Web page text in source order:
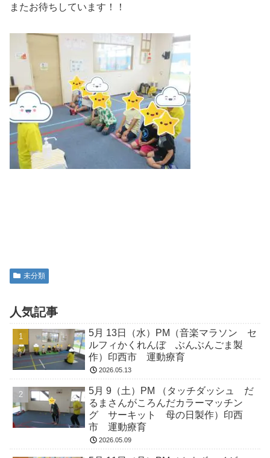
またお待ちしています！！
未分類
人気記事
5月 13日（水）PM（音楽マラソン セ
ルフィかくれんぼ ぶんぶんごま製
作）印西市 運動療育
2026.05.13
5月 9（土）PM （タッチダッシュ だ
るまさんがころんだカラーマッチン
グ サーキット 母の日製作）印西
市 運動療育
2026.05.09